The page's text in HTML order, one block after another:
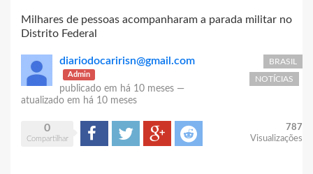
Milhares de pessoas acompanharam a parada militar no
Distrito Federal
diariodocaririsn@gmail.com
Admin
publicado em há 10 meses —
atualizado em há 10 meses
BRASIL
NOTÍCIAS
0
Compartilhar
Compartilhar
Tweet Google+ Reddit
787
Visualizações